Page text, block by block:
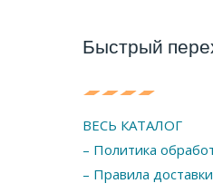
Быстрый
ВЕСЬ КАТАЛОГ
– Политика
– Правила